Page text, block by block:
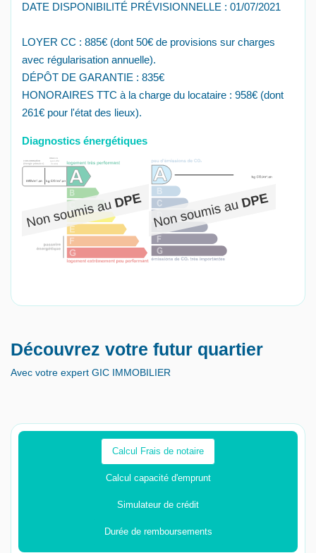
DATE DISPONIBILITÉ PRÉVISIONNELLE : 01/07/2021
LOYER CC : 885€ (dont 50€ de provisions sur charges
avec régularisation annuelle).
DÉPÔT DE GARANTIE : 835€
HONORAIRES TTC à la charge du locataire : 958€ (dont
261€ pour l'état des lieux).
Diagnostics énergétiques
Découvrez votre futur quartier
Avec votre expert GIC IMMOBILIER
Calcul Frais de notaire
Calcul capacité d'emprunt
Simulateur de crédit
Durée de remboursements